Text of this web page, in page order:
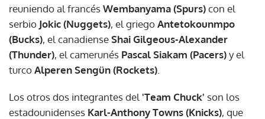
reuniendo al francésWembanyama (Spurs)con el
serbio Jokic (Nuggets), el griegoAntetokounmpo
(Bucks), el canadienseShai Gilgeous-Alexander
(Thunder), el camerunés Pascal Siakam (Pacers)y el
turcoAlperen Sengün (Rockets)
Los otros dos integrantes del 'Team Chuck' son los
estadounidenses Karl-Anthony Towns (Knicks), que